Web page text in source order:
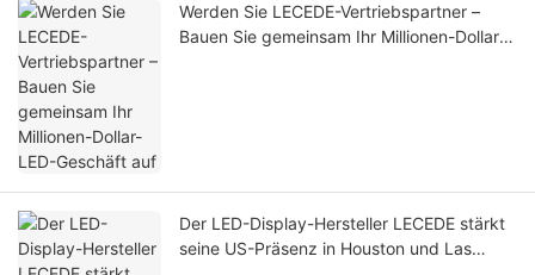
Werden Sie LECEDE-Vertriebspartner –
Bauen Sie gemeinsam Ihr Millionen-Dollar-
Der LED-Display-Hersteller LECEDE stärkt
seine US-Präsenz in Houston und Las